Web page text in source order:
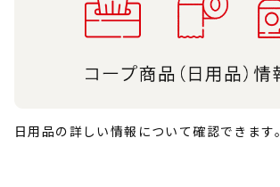
日用品の詳しい情報について確認できます。